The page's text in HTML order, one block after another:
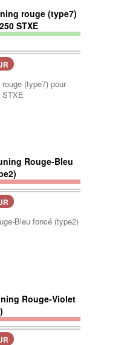
(type7) pour
STXE
Bleu foncé (type2)